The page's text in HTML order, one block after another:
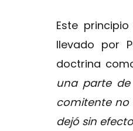
Este
llevado por
doctrina
una parte
comitente no
dejó sin